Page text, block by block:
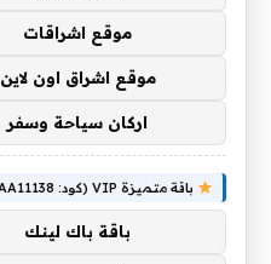
موقع اشراقات
موقع اشراق اون لاين
اركان سياحة وسفر
باقة متميزة VIP (كود: AA11138):
باقة باك لينك